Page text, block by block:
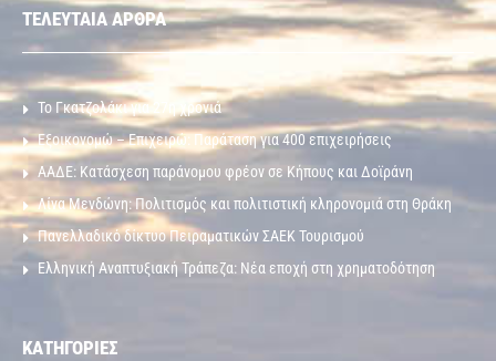
ΤΕΛΕΥΤΑΙΑ ΑΡΘΡΑ
Το Γκατζολάκι για 27η χρονιά
Εξοικονομώ – Επιχειρώ: Παράταση για 400 επιχειρήσεις
ΑΑΔΕ: Κατάσχεση παράνομου φρέον σε Κήπους και Δοϊράνη
Λίνα Μενδώνη: Πολιτισμός και πολιτιστική κληρονομιά στη Θράκη
Πανελλαδικό δίκτυο Πειραματικών ΣΑΕΚ Τουρισμού
Ελληνική Αναπτυξιακή Τράπεζα: Νέα εποχή στη χρηματοδότηση
ΚΑΤΗΓΟΡΙΕΣ